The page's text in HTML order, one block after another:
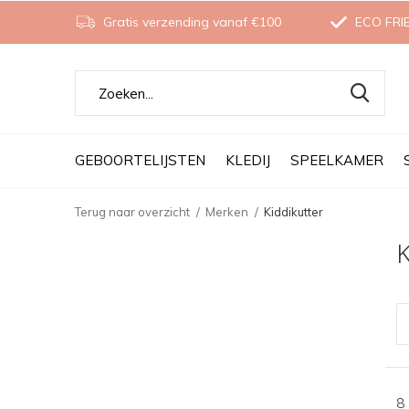
GEBOORTELIJSTEN KLEDIJ SPEELKAMER
Gratis verzending vanaf €100 ECO
Terug naar overzicht Merken Kiddikutter
8